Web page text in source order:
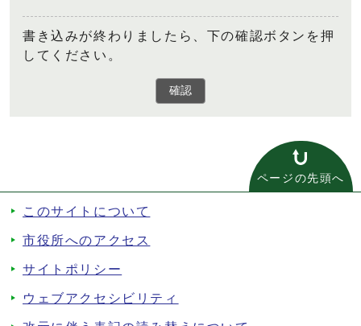
書き込みが終わりましたら、下の確認ボタンを押
してください。
確認
ページの先頭へ
このサイトについて
市役所へのアクセス
サイトポリシー
ウェブアクセシビリティ